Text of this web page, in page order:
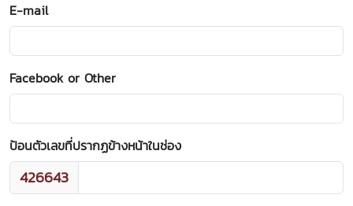
E-mail
Facebook or Other
ป้อนตัวเลขที่ปรากฏข้างหน้าในช่อง
426643